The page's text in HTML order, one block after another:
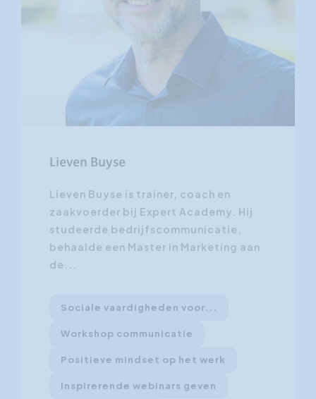
Lieven Buyse
Lieven Buyse is trainer, coach en
zaakvoerder bij Expert Academy. Hij
studeerde bedrijfscommunicatie,
behaalde een Master in Marketing aan
de...
Sociale vaardigheden voor...
Workshop communicatie
Positieve mindset op het werk
Inspirerende webinars geven